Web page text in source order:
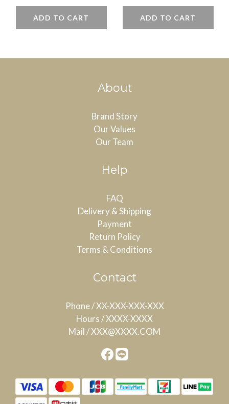
（28~43 吋）免費
改長
ADD TO CART
費改長
ADD TO CART
About
Brand Story
Our Values
Our Team
Help
FAQ
Delivery & Shipping
Payment
Return Policy
Terms & Conditions
Contact
Phone / XX-XXX-XXX-XXX
Hours / XXXX-XXXX
Mail / XXX@XXXX.COM